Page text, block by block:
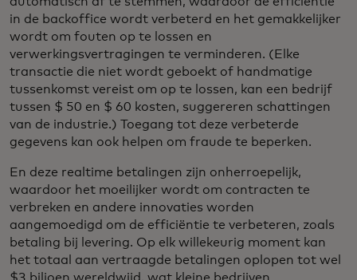
in de backoffice wordt verbeterd en het gemakkelijker
wordt om fouten op te lossen en
verwerkingsvertragingen te verminderen. (Elke
transactie die niet wordt geboekt of handmatige
tussenkomst vereist om op te lossen, kan een bedrijf
tussen $ 50 en $ 60 kosten, suggereren schattingen
van de industrie.) Toegang tot deze verbeterde
gegevens kan ook helpen om fraude te beperken.
En deze realtime betalingen zijn onherroepelijk,
waardoor het moeilijker wordt om contracten te
verbreken en andere innovaties worden
aangemoedigd om de efficiëntie te verbeteren, zoals
betaling bij levering. Op elk willekeurig moment kan
het totaal aan vertraagde betalingen oplopen tot wel
$3 biljoen wereldwijd, wat kleine bedrijven